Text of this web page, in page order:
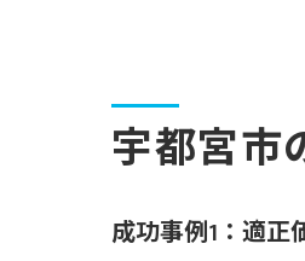
宇都宮市
成功事例1：適